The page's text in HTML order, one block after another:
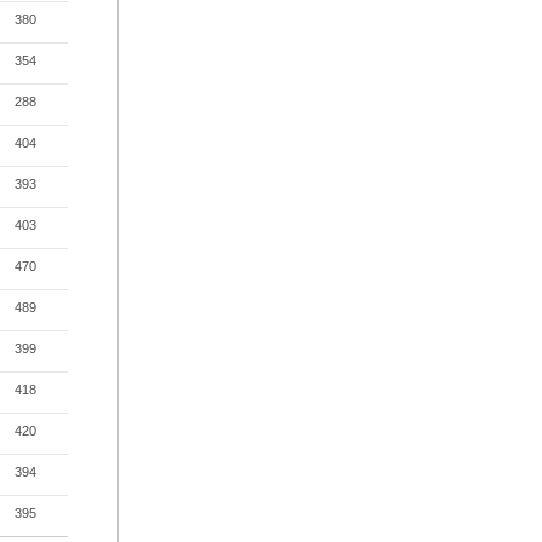
380
354
288
404
393
403
470
489
399
418
420
394
395